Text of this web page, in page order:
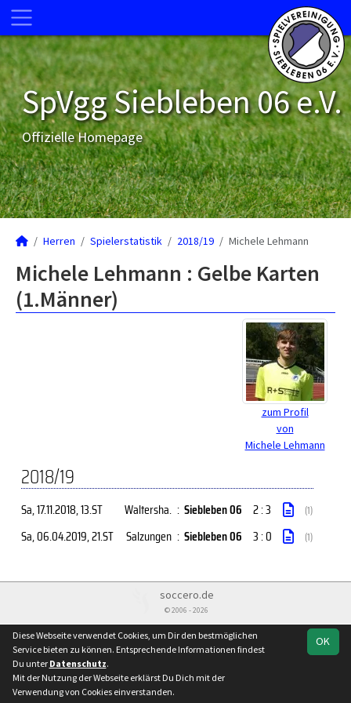
SpVgg Siebleben 06 e.V.
Offizielle Homepage
Herren Spielerstatistik 2018/19 Michele Lehmann
Michele Lehmann : Gelbe Karten
(1.Männer)
zum Profil
von
Michele Lehmann
2018/19
Sa, 17.11.2018, 13.ST Waltersha. : Siebleben 06 2 : 3 (1)
Sa, 06.04.2019, 21.ST Salzungen : Siebleben 06 3 : 0 (1)
soccero.de
© 2006 - 2026
Besucherstatistik Kontakt Impressum Datenschutz
OK
Diese Webseite verwendet Cookies, um Dir den bestmöglichen
Service bieten zu können. Entsprechende Informationen findest
Du unter Datenschutz.
Mit der Nutzung der Webseite erklärst Du Dich mit der
Verwendung von Cookies einverstanden.